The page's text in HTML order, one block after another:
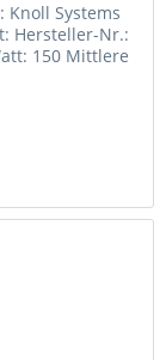
Knoll Systems
Hersteller-Nr.:
150 Mittlere